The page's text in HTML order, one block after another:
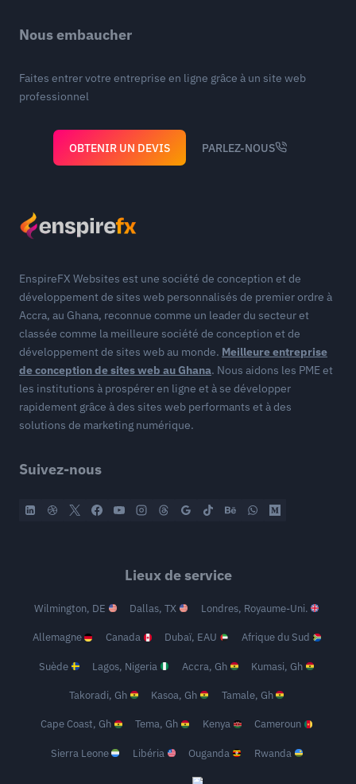
Nous embaucher
Faites entrer votre entreprise en ligne grâce à un site web
professionnel
OBTENIR UN DEVIS PARLEZ-NOUS
EnspireFX Websites est une société de conception et de
développement de sites web personnalisés de premier ordre à
Accra, au Ghana, reconnue comme un leader du secteur et
classée comme la meilleure société de conception et de
développement de sites web au monde. Meilleure entreprise
de conception de sites web au Ghana. Nous aidons les PME et
les institutions à prospérer en ligne et à se développer
rapidement grâce à des sites web performants et à des
solutions de marketing numérique.
Suivez-nous
Lieux de service
Wilmington, DE Dallas, TX Londres, Royaume-Uni.
Allemagne Canada Dubaï, EAU Afrique du Sud
Suède Lagos, Nigeria Accra, Gh Kumasi, Gh
Takoradi, Gh Kasoa, Gh Tamale, Gh
Cape Coast, Gh Tema, Gh Kenya Cameroun
Sierra Leone Libéria Ouganda Rwanda